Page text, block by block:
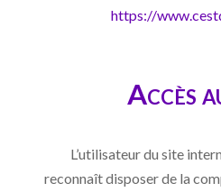
https://
Accès
L’utilisateur du site
reconnaît disposer de la